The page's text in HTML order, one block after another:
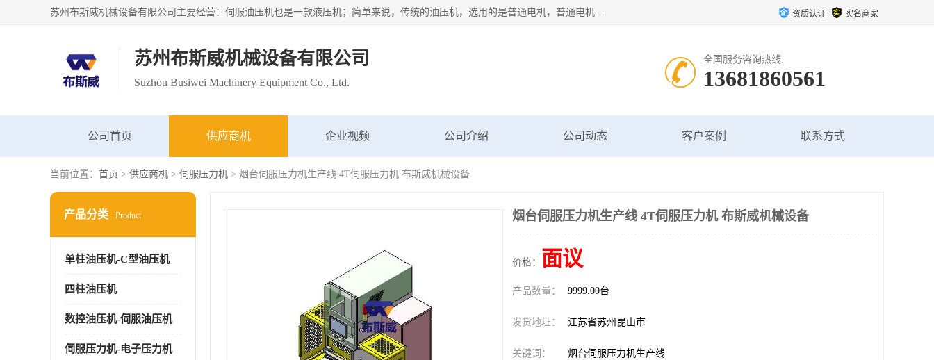
苏州布斯威机械设备有限公司主要经营：伺服油压机也是一款液压机；简单来说，传统的油压机，选用的是普通电机，普通电机容易发热，容易烧坏。伺服油压机采用先进的伺服电机，一般选用汇川 、日本大金、台达等品牌。伺服电机配套伺服泵还有伺服驱动器等部件，这样机器的电机过热，能耗的控制、机器工作的噪音都得到了完美的解决。 资质认证 实名商家
苏州布斯威机械设备有限公司
Suzhou Busiwei Machinery Equipment Co., Ltd.
全国服务咨询热线:
13681860561
公司首页 供应商机 企业视频 公司介绍 公司动态 客户案例 联系方式
当前位置： 首页 > 供应商机 > 伺服压力机 > 烟台伺服压力机生产线 4T伺服压力机 布斯威机械设备
产品分类 Product
单柱油压机-C型油压机
四柱油压机
数控油压机-伺服油压机
伺服压力机-电子压力机
烟台伺服压力机生产线 4T伺服压力机 布斯威机械设备
价格： 面议
产品数量： 9999.00台
发货地址： 江苏省苏州昆山市
关键词： 烟台伺服压力机生产线